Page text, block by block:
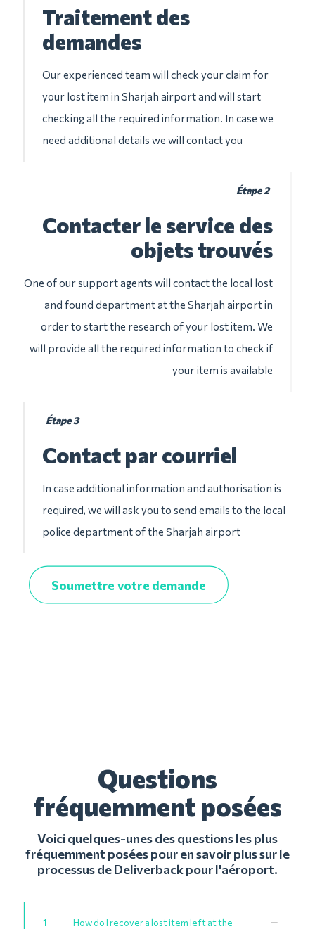
Traitement des
demandes
Our experienced team will check your claim for
your lost item in Sharjah airport and will start
checking all the required information. In case we
need additional details we will contact you
Étape 2
Contacter le service des
objets trouvés
One of our support agents will contact the local lost
and found department at the Sharjah airport in
order to start the research of your lost item. We
will provide all the required information to check if
your item is available
Étape 3
Contact par courriel
In case additional information and authorisation is
required, we will ask you to send emails to the local
police department of the Sharjah airport
Soumettre votre demande
Questions
fréquemment posées
Voici quelques-unes des questions les plus
fréquemment posées pour en savoir plus sur le
processus de Deliverback pour l'aéroport.
1
How do I recover a lost item left at the